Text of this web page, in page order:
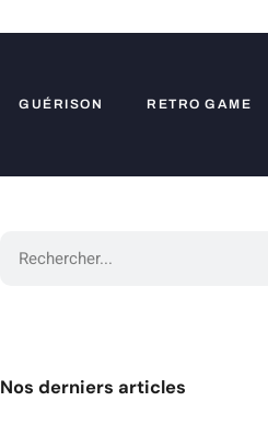
GUÉRISON RETRO GAME
Nos derniers articles